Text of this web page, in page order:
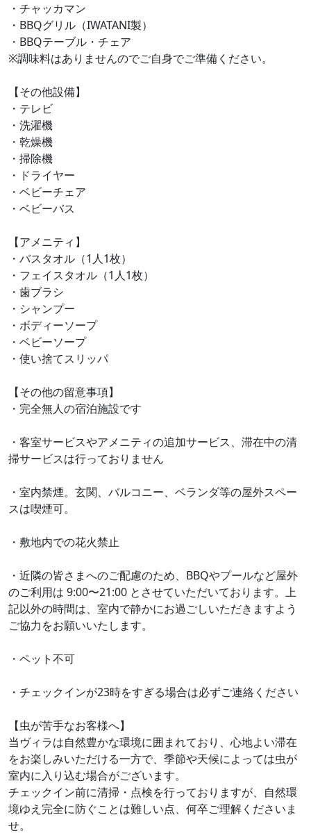
・チャッカマン
・BBQグリル（IWATANI製）
・BBQテーブル・チェア
※調味料はありませんのでご自身でご準備ください。
【その他設備】
・テレビ
・洗濯機
・乾燥機
・掃除機
・ドライヤー
・ベビーチェア
・ベビーバス
【アメニティ】
・バスタオル（1人1枚）
・フェイスタオル（1人1枚）
・歯ブラシ
・シャンプー
・ボディーソープ
・ベビーソープ
・使い捨てスリッパ
【その他の留意事項】
・完全無人の宿泊施設です
・客室サービスやアメニティの追加サービス、滞在中の清
掃サービスは行っておりません
・室内禁煙。玄関、バルコニー、ベランダ等の屋外スペー
スは喫煙可。
・敷地内での花火禁止
・近隣の皆さまへのご配慮のため、BBQやプールなど屋外
のご利用は 9:00〜21:00 とさせていただいております。上
記以外の時間は、室内で静かにお過ごしいただきますよう
ご協力をお願いいたします。
・ペット不可
・チェックインが23時をすぎる場合は必ずご連絡ください
【虫が苦手なお客様へ】
当ヴィラは自然豊かな環境に囲まれており、心地よい滞在
をお楽しみいただける一方で、季節や天候によっては虫が
室内に入り込む場合がございます。
チェックイン前に清掃・点検を行っておりますが、自然環
境ゆえ完全に防ぐことは難しい点、何卒ご理解くださいま
せ。